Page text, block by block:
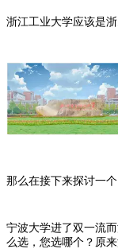
浙江工业大学应该是
那么在接下来探讨一
宁波大学进了双一流
么选，您选哪个？原